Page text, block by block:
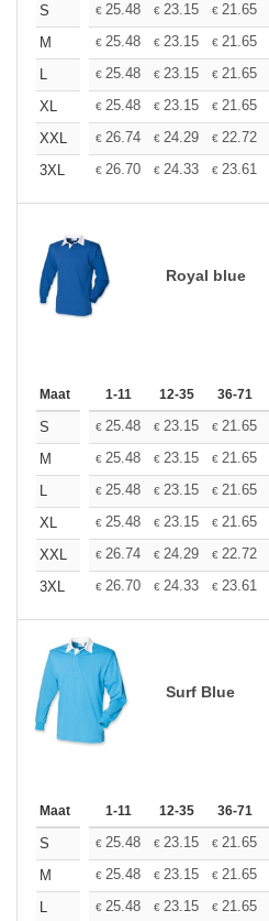
S € 25.48 € 23.15 € 21.65
M
€ 25.48 € 23.15 € 21.65
L
€ 25.48 € 23.15 € 21.65
XL
€ 25.48 € 23.15 € 21.65
XXL
€ 26.74 € 24.29 € 22.72
3XL
€ 26.70 € 24.33 € 23.61
Royal blue
Maat 1-11 12-35 36-71
S € 25.48 € 23.15 € 21.65
M
€ 25.48 € 23.15 € 21.65
L
€ 25.48 € 23.15 € 21.65
XL
€ 25.48 € 23.15 € 21.65
XXL
€ 26.74 € 24.29 € 22.72
3XL
€ 26.70 € 24.33 € 23.61
Surf Blue
Maat 1-11 12-35 36-71
S € 25.48 € 23.15 € 21.65
M
€ 25.48 € 23.15 € 21.65
L
€ 25.48 € 23.15 € 21.65